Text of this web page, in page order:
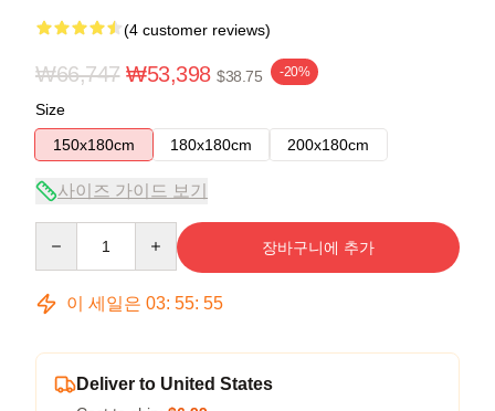
(4 customer reviews)
₩66,747 ₩53,398 $38.75 -20%
Size
150x180cm
180x180cm 200x180cm
사이즈 가이드 보기
장바구니에 추가
이 세일은 03: 55: 54
Deliver to United States